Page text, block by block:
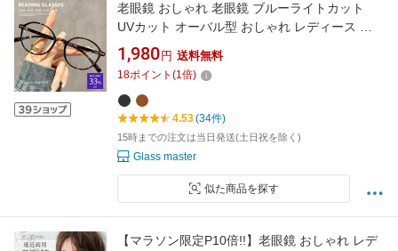
老眼鏡 おしゃれ 老眼鏡 ブルーライトカット
UVカット オーバル型 おしゃれ レディース 可
愛い デザインリーディンググラス 度数 1.0 1.5
2.0 2.5 3.0 PCメガネ パソコン 老眼鏡 おしゃれ
レディース アイウェア プレゼント 贈り物 送料
無料
1,980 円 送料無料
18ポイント (1倍)
4.53(34件)
15時までの注文は当日発送(土日祝を除く)
Glass master
似た商品を探す
【マラソン限定P10倍!!】老眼鏡 おしゃれ レデ